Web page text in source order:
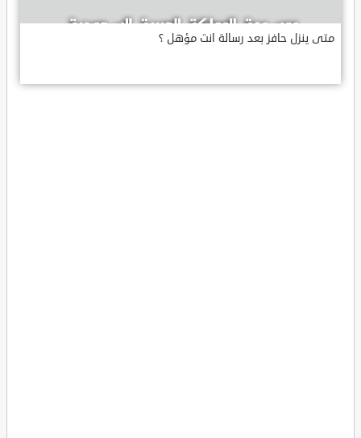
متى ينزل حافز بعد رسالة انت مؤهل ؟